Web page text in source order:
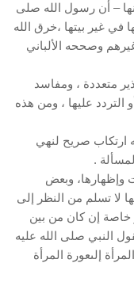
– أن رسول الله صلى
في غير بيتها ،خرق الله
وصححه الألباني
متعددة ، ومفاسد
التردد عليها ، ومن هذه
ارتكاب صريح لنهي
.
وإظهارها، وبعض
لا تسلم من النظر إلى
خاصة إن كان من بين
النبي صلى الله عليه
إلىعورة المرأة